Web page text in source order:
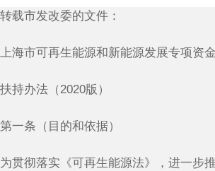
转载市发改委的文件：
上海市可再生能源和新能源发展专项资金
扶持办法（2020版）
第一条（目的和依据）
为贯彻落实《可再生能源法》，进一步